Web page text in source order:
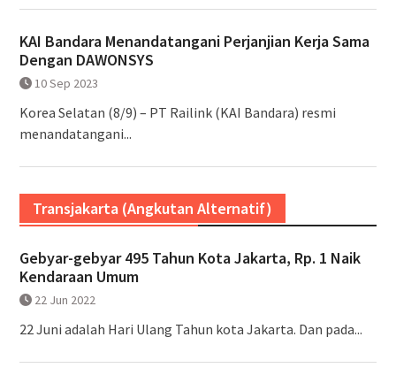
KAI Bandara Menandatangani Perjanjian Kerja Sama
Dengan DAWONSYS
10 Sep 2023
Korea Selatan (8/9) – PT Railink (KAI Bandara) resmi
menandatangani...
Transjakarta (Angkutan Alternatif)
Gebyar-gebyar 495 Tahun Kota Jakarta, Rp. 1 Naik
Kendaraan Umum
22 Jun 2022
22 Juni adalah Hari Ulang Tahun kota Jakarta. Dan pada...